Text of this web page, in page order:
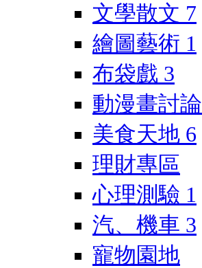
文學散文 7
繪圖藝術 1
布袋戲 3
動漫畫討論
美食天地 6
理財專區
心理測驗 1
汽、機車 3
寵物園地